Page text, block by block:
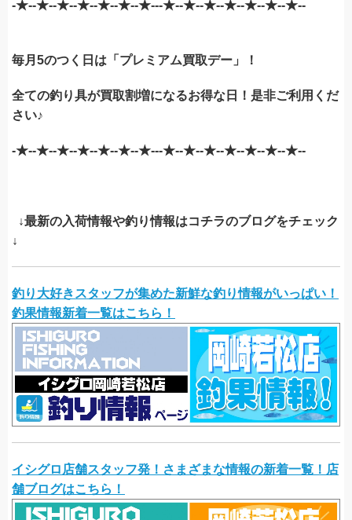
-★--★--★--★--★--★--★---★--★--★--★--★--★--★--
毎月5のつく日は「プレミアム買取デー」！
全ての釣り具が買取割増になるお得な日！是非ご利用くだ
さい♪
-★--★--★--★--★--★--★---★--★--★--★--★--★--★--
↓最新の入荷情報や釣り情報はコチラのブログをチェック
↓
釣り大好きスタッフが集めた新鮮な釣り情報がいっぱい！
釣果情報新着一覧はこちら！
イシグロ店舗スタッフ発！さまざまな情報の新着一覧！店
舗ブログはこちら！